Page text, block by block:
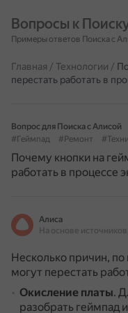
Вопросы к
Примеры ответов Поиска с
Главная / Технологии /
перестать работать в
Вопрос для Поиска с Алисой
#Геймпад
#Ремонт
Почему кнопки на
работать в процессе
Алиса
Несколько причин,
могут перестать
Окисление платы.
разобрать геймпад